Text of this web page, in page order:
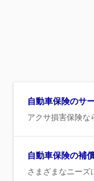
自動車保険のサ
アクサ損害保険な
自動車保険の補
さまざまなニーズ